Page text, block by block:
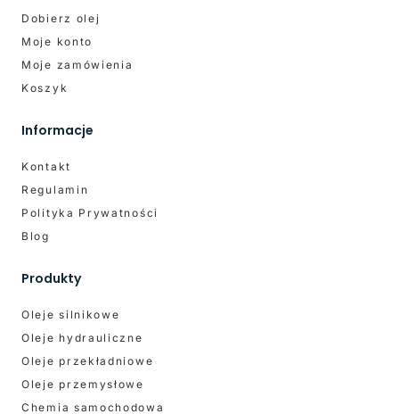
Dobierz olej
Moje konto
Moje zamówienia
Koszyk
Informacje
Kontakt
Regulamin
Polityka Prywatności
Blog
Produkty
Oleje silnikowe
Oleje hydrauliczne
Oleje przekładniowe
Oleje przemysłowe
Chemia samochodowa